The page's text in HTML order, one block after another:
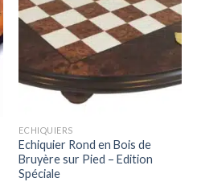
ECHIQUIERS
Echiquier Rond en Bois de
Bruyère sur Pied – Edition
Spéciale